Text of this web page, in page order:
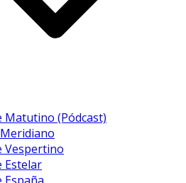
Matutino (Pódcast)
Vespertino
Estelar